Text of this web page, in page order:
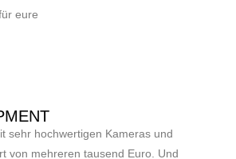
eure
sehr hochwertigen Kameras und
von mehreren tausend Euro. Und